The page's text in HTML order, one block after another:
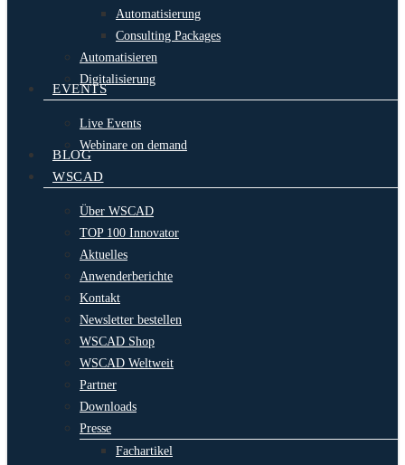
Automatisierung
Consulting Packages
Automatisieren
Digitalisierung
EVENTS
Live Events
Webinare on demand
BLOG
WSCAD
Über WSCAD
TOP 100 Innovator
Aktuelles
Anwenderberichte
Kontakt
Newsletter bestellen
WSCAD Shop
WSCAD Weltweit
Partner
Downloads
Presse
Fachartikel